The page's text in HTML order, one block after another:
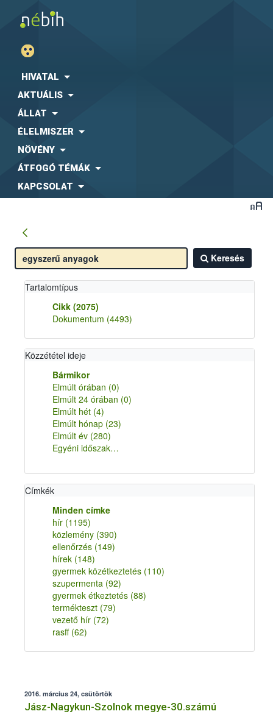
HIVATAL
AKTUÁLIS
ÁLLAT
ÉLELMISZER
NÖVÉNY
ÁTFOGÓ TÉMÁK
KAPCSOLAT
Keresés
Tartalomtípus
Cikk (2075)
Dokumentum (4493)
Közzététel ideje
Bármikor
Elmúlt órában (0)
Elmúlt 24 órában (0)
Elmúlt hét (4)
Elmúlt hónap (23)
Elmúlt év (280)
Egyéni időszak…
Címkék
Minden címke
hír (1195)
közlemény (390)
ellenőrzés (149)
hírek (148)
gyermek közétkeztetés (110)
szupermenta (92)
gyermek étkeztetés (88)
termékteszt (79)
vezető hír (72)
rasff (62)
2016. március 24, csütörtök
Jász-Nagykun-Szolnok megye-30.számú